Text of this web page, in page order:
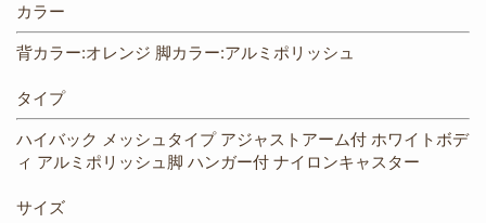
カラー
背カラー:オレンジ 脚カラー:アルミポリッシュ
タイプ
ハイバック メッシュタイプ アジャストアーム付 ホワイトボデ
ィ アルミポリッシュ脚 ハンガー付 ナイロンキャスター
サイズ